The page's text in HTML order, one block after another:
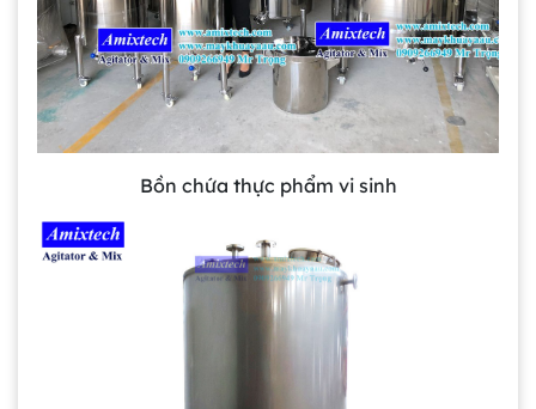
Bồn chứa thực phẩm vi sinh